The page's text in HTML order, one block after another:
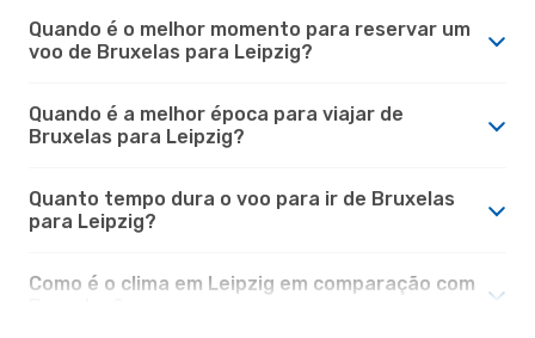
Quando é o melhor momento para reservar um
voo de Bruxelas para Leipzig?
Quando é a melhor época para viajar de
Bruxelas para Leipzig?
Quanto tempo dura o voo para ir de Bruxelas
para Leipzig?
Como é o clima em Leipzig em comparação com